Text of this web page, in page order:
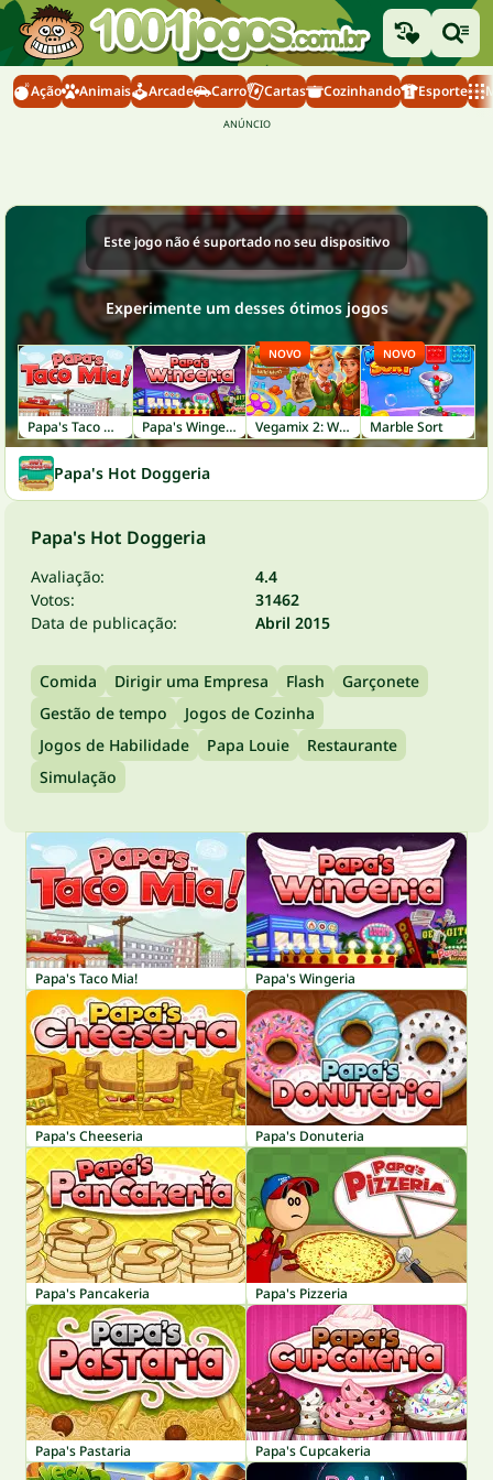
Ação Animais Arcade Carro Cartas Cozinhando Esporte
Este jogo não é suportado no seu dispositivo
Experimente um desses ótimos jogos
Papa's Taco Mia! Papa's Wingeria Vegamix 2: Wild West
NOVO
Marble Sort
NOVO
Papa's Hot Doggeria
Papa's Hot Doggeria
Avaliação:
4.4
Votos:
31462
Data de publicação:
Abril 2015
Comida Dirigir uma Empresa Flash
Garçonete
Gestão de tempo
Jogos de Cozinha
Jogos de Habilidade
Papa Louie
Restaurante
Simulação
Papa's Taco Mia! Papa's Wingeria
Papa's Cheeseria Papa's Donuteria
Papa's Pancakeria Papa's Pizzeria
Papa's Pastaria Papa's Cupcakeria